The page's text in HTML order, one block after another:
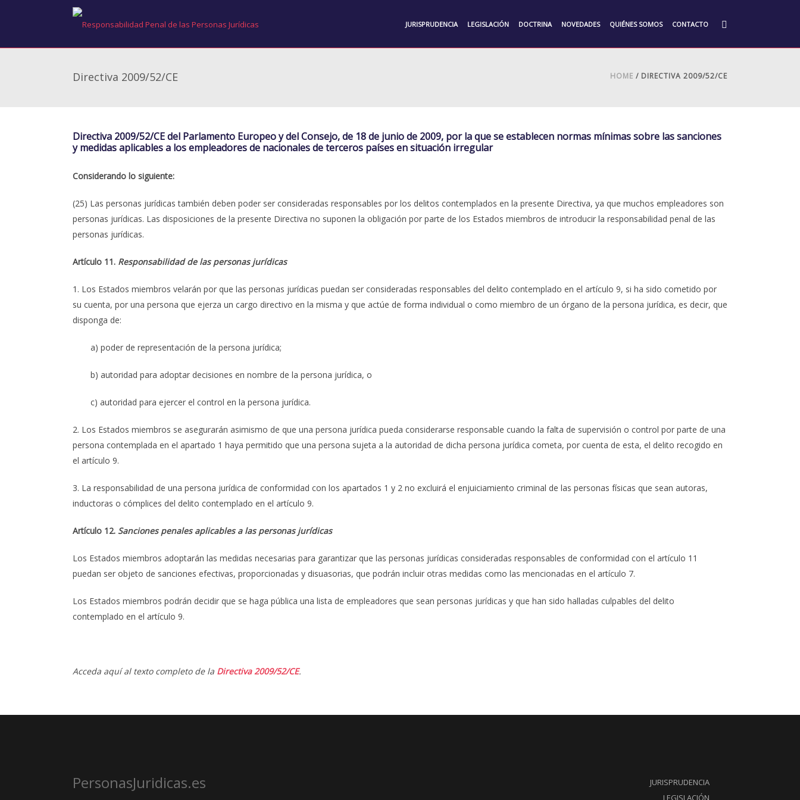
JURISPRUDENCIA LEGISLACIÓN DOCTRINA NOVEDADES QUIÉNES SOMOS CONTACTO
Directiva 2009/52/CE HOME / DIRECTIVA 2009/52/CE
Directiva 2009/52/CE del Parlamento Europeo y del Consejo, de 18 de junio de 2009, por la que se establecen normas mínimas sobre las sanciones
y medidas aplicables a los empleadores de nacionales de terceros países en situación irregular
Considerando lo siguiente:
(25) Las personas jurídicas también deben poder ser consideradas responsables por los delitos contemplados en la presente Directiva, ya que muchos empleadores son
personas jurídicas. Las disposiciones de la presente Directiva no suponen la obligación por parte de los Estados miembros de introducir la responsabilidad penal de las
personas jurídicas.
Artículo 11. Responsabilidad de las personas jurídicas
1. Los Estados miembros velarán por que las personas jurídicas puedan ser consideradas responsables del delito contemplado en el artículo 9, si ha sido cometido por
su cuenta, por una persona que ejerza un cargo directivo en la misma y que actúe de forma individual o como miembro de un órgano de la persona jurídica, es decir, que
disponga de:
a) poder de representación de la persona jurídica;
b) autoridad para adoptar decisiones en nombre de la persona jurídica, o
c) autoridad para ejercer el control en la persona jurídica.
2. Los Estados miembros se asegurarán asimismo de que una persona jurídica pueda considerarse responsable cuando la falta de supervisión o control por parte de una
persona contemplada en el apartado 1 haya permitido que una persona sujeta a la autoridad de dicha persona jurídica cometa, por cuenta de esta, el delito recogido en
el artículo 9.
3. La responsabilidad de una persona jurídica de conformidad con los apartados 1 y 2 no excluirá el enjuiciamiento criminal de las personas físicas que sean autoras,
inductoras o cómplices del delito contemplado en el artículo 9.
Artículo 12. Sanciones penales aplicables a las personas jurídicas
Los Estados miembros adoptarán las medidas necesarias para garantizar que las personas jurídicas consideradas responsables de conformidad con el artículo 11
puedan ser objeto de sanciones efectivas, proporcionadas y disuasorias, que podrán incluir otras medidas como las mencionadas en el artículo 7.
Los Estados miembros podrán decidir que se haga pública una lista de empleadores que sean personas jurídicas y que han sido halladas culpables del delito
contemplado en el artículo 9.
Acceda aquí al texto completo de la Directiva 2009/52/CE.
PersonasJuridicas.es
JURISPRUDENCIA
LEGISLACIÓN